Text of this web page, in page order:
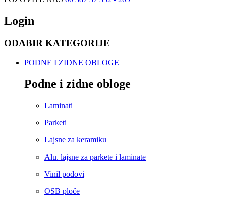
Login
ODABIR KATEGORIJE
PODNE I ZIDNE OBLOGE
Podne i zidne obloge
Laminati
Parketi
Lajsne za keramiku
Alu. lajsne za parkete i laminate
Vinil podovi
OSB ploče